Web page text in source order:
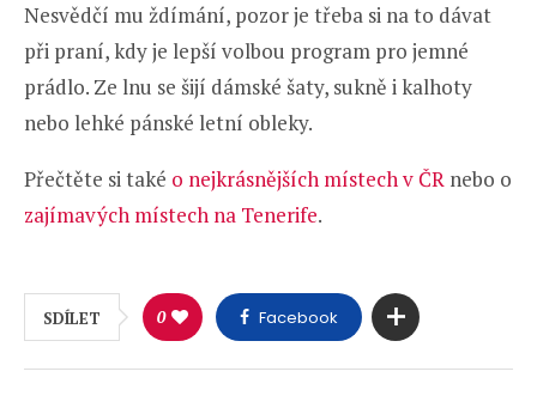
Nesvědčí mu ždímání, pozor je třeba si na to dávat
při praní, kdy je lepší volbou program pro jemné
prádlo. Ze lnu se šijí dámské šaty, sukně i kalhoty
nebo lehké pánské letní obleky.
Přečtěte si také o nejkrásnějších místech v ČR nebo o
zajímavých místech na Tenerife.
SDÍLET 0 Facebook